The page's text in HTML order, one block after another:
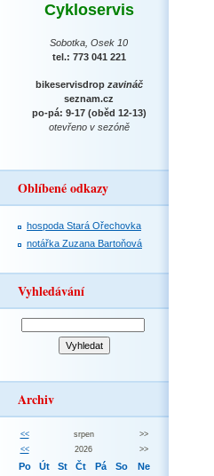
Cykloservis
Sobotka, Osek 10
tel.: 773 041 221
bikeservisdrop zavináč
seznam.cz
po-pá: 9-17 (oběd 12-13)
otevřeno v sezóně
Oblíbené odkazy
hospoda Stará Ořechovka
notářka Zuzana Bartoňová
Vyhledávání
Archiv
<< srpen
>>
<<
2026 >>
Po Út St Čt Pá So Ne